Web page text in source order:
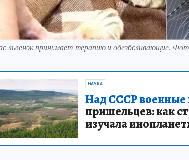
львенок принимает терапию и обезболивающие.
НАУКА
Над СССР военные
пришельцев: как
изучала